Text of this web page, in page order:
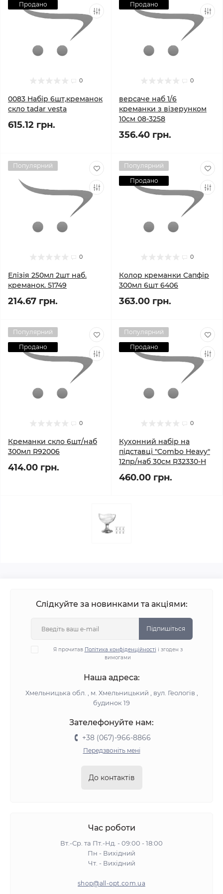
Продано
0
0083 Набір 6шт,креманок
скло tadar vesta
615.12 грн.
Продано
0
версаче наб 1/6
креманки з візерунком
10см 08-3258
356.40 грн.
Популярний
0
Елізія 250мл 2шт наб.
креманок. 51749
214.67 грн.
Популярний
Продано
0
Колор креманки Сапфір
300мл 6шт 6406
363.00 грн.
Популярний
Продано
0
Креманки скло 6шт/наб
300мл R92006
414.00 грн.
Популярний
Продано
0
Кухонний набір на
підставці "Combo Heavy"
12пр/наб 30см R32330-H
460.00 грн.
Слідкуйте за новинками та акціями:
Підпишіться
Я прочитав Політика конфіденційності і згоден з
вимогами
Наша адреса:
Хмельницька обл. , м. Хмельницький , вул. Геологів ,
будинок 19
Зателефонуйте нам:
+38 (067)-966-8866
Передзвоніть мені
До контактів
Час роботи
Вт.-Ср. та Пт.-Нд. - 09:00 - 18:00
Пн - Вихідний
Чт. - Вихідний
shop@all-opt.com.ua